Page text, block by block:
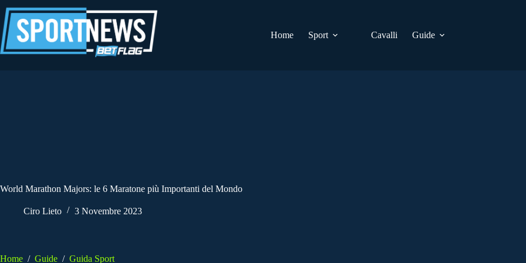
al
contenuto
Home
Sport Cavalli Guide
World Marathon Majors: le 6 Maratone più Importanti del Mondo
Ciro Lieto 3 Novembre 2023
Home / Guide / Guida Sport